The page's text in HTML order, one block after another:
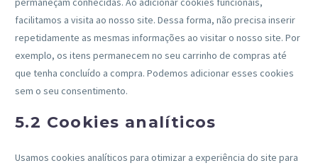
facilitamos a visita ao nosso site. Dessa forma, não precisa inserir
repetidamente as mesmas informações ao visitar o nosso site. Por
exemplo, os itens permanecem no seu carrinho de compras até
que tenha concluído a compra. Podemos adicionar esses cookies
sem o seu consentimento.
5.2 Cookies analíticos
Usamos cookies analíticos para otimizar a experiência do site para